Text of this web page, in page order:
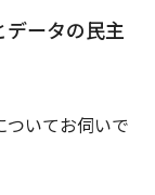
データの民主
いてお伺いで